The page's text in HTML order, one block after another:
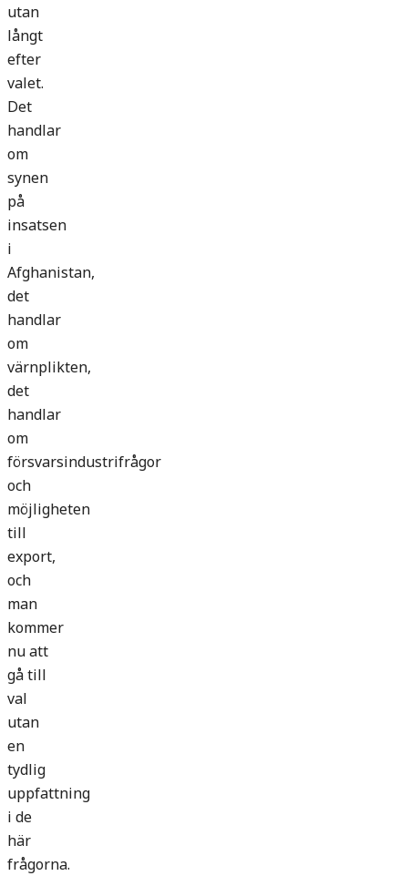
utan
långt
efter
valet.
Det
handlar
om
synen
på
insatsen
i
Afghanistan,
det
handlar
om
värnplikten,
det
handlar
om
försvarsindustrifrågor
och
möjligheten
till
export,
och
man
kommer
nu att
gå till
val
utan
en
tydlig
uppfattning
i de
här
frågorna.